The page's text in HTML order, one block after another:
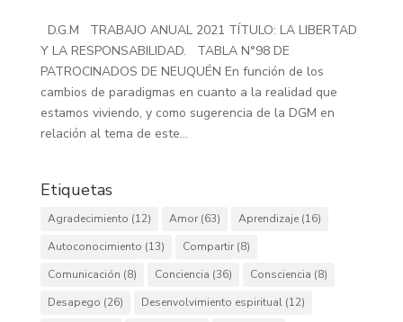
D.G.M TRABAJO ANUAL 2021 TÍTULO: LA LIBERTAD
Y LA RESPONSABILIDAD. TABLA N°98 DE
PATROCINADOS DE NEUQUÉN En función de los
cambios de paradigmas en cuanto a la realidad que
estamos viviendo, y como sugerencia de la DGM en
relación al tema de este...
Etiquetas
Agradecimiento (12) Amor(63) Aprendizaje(16)
Autoconocimiento (13) Compartir(8)
Comunicación (8) Conciencia (36) Consciencia (8)
Desapego (26) Desenvolvimiento espiritual(12)